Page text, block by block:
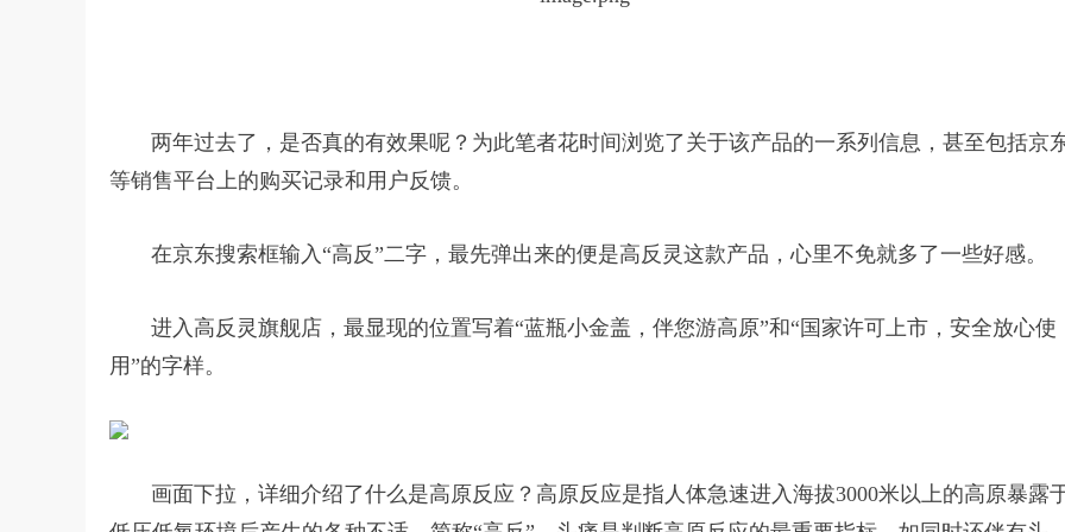
两年过去了，是否真的有效果呢？为此笔者花时间浏览了关于该产品的一系列信息，甚至包括京
等销售平台上的购买记录和用户反馈。
在京东搜索框输入“高反”二字，最先弹出来的便是高反灵这款产品，心里不免就多了一些好感。
进入高反灵旗舰店，最显现的位置写着“蓝瓶小金盖，伴您游高原”和“国家许可上市，安全放心使
用”的字样。
画面下拉，详细介绍了什么是高原反应？高原反应是指人体急速进入海拔3000米以上的高原暴露